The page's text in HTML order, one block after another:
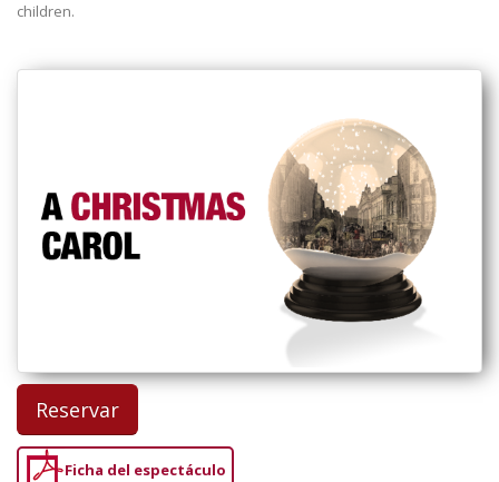
children.
Reservar
Ficha del espectáculo